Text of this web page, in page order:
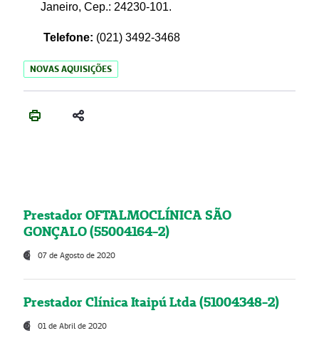
Janeiro, Cep.: 24230-101.
Telefone: (021) 3492-3468
NOVAS AQUISIÇÕES
Prestador OFTALMOCLÍNICA SÃO
GONÇALO (55004164-2)
07 de Agosto de 2020
Prestador Clínica Itaipú Ltda (51004348-2)
01 de Abril de 2020